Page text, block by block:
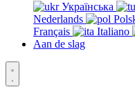
Українська
Nederlands
Français
Italiano
Aan de slag